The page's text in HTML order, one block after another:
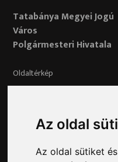
Az oldal
Az oldal sütiket
Tatabánya Megyei Jogú
Város
Polgármesteri Hivatala
Oldaltérkép
Adatvédelem
Adatvédelmi tisztviselő